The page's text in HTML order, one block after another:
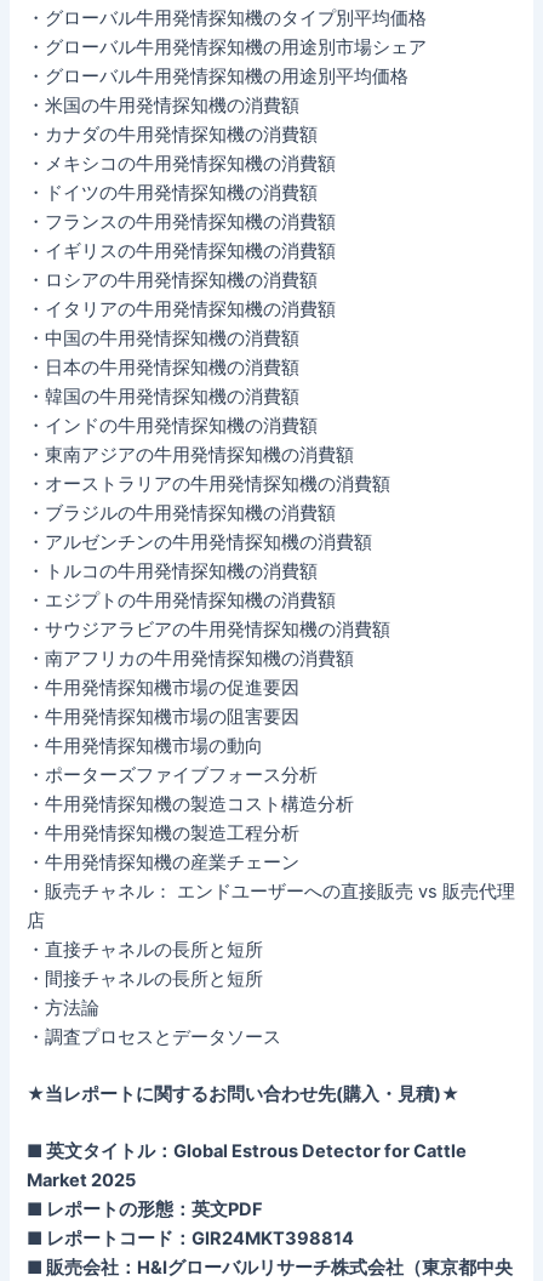
・グローバル牛用発情探知機のタイプ別平均価格
・グローバル牛用発情探知機の用途別市場シェア
・グローバル牛用発情探知機の用途別平均価格
・米国の牛用発情探知機の消費額
・カナダの牛用発情探知機の消費額
・メキシコの牛用発情探知機の消費額
・ドイツの牛用発情探知機の消費額
・フランスの牛用発情探知機の消費額
・イギリスの牛用発情探知機の消費額
・ロシアの牛用発情探知機の消費額
・イタリアの牛用発情探知機の消費額
・中国の牛用発情探知機の消費額
・日本の牛用発情探知機の消費額
・韓国の牛用発情探知機の消費額
・インドの牛用発情探知機の消費額
・東南アジアの牛用発情探知機の消費額
・オーストラリアの牛用発情探知機の消費額
・ブラジルの牛用発情探知機の消費額
・アルゼンチンの牛用発情探知機の消費額
・トルコの牛用発情探知機の消費額
・エジプトの牛用発情探知機の消費額
・サウジアラビアの牛用発情探知機の消費額
・南アフリカの牛用発情探知機の消費額
・牛用発情探知機市場の促進要因
・牛用発情探知機市場の阻害要因
・牛用発情探知機市場の動向
・ポーターズファイブフォース分析
・牛用発情探知機の製造コスト構造分析
・牛用発情探知機の製造工程分析
・牛用発情探知機の産業チェーン
・販売チャネル： エンドユーザーへの直接販売 vs 販売代理
店
・直接チャネルの長所と短所
・間接チャネルの長所と短所
・方法論
・調査プロセスとデータソース
★当レポートに関するお問い合わせ先(購入・見積)★
■ 英文タイトル：Global Estrous Detector for Cattle
Market 2025
■ レポートの形態：英文PDF
■ レポートコード：GIR24MKT398814
■ 販売会社：H&Iグローバルリサーチ株式会社（東京都中央